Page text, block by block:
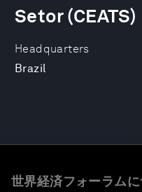
Headquarters
Brazil
Setor (CEATS)
世界経済フォーラム